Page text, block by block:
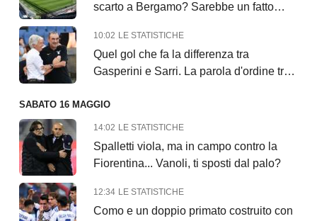
scarto a Bergamo? Sarebbe un fatto
10:02 LE STATISTICHE
Quel gol che fa la differenza tra
Gasperini e Sarri. La parola d'ordine tra i
SABATO 16 MAGGIO
14:02 LE STATISTICHE
Spalletti viola, ma in campo contro la
Fiorentina... Vanoli, ti sposti dal palo?
12:34 LE STATISTICHE
Como e un doppio primato costruito con